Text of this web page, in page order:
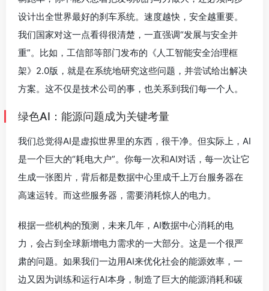
设计出全世界最好的刹车系统。速度越快，安全越重要。
我们国家对这一点看得很清楚，一直强调“发展与安全并
重”。比如，工信部等部门发布的《人工智能安全治理框
架》2.0版，就是在系统地研究这些问题，并尝试给出解决
方案。这不仅是技术公司的事，也关系到我们每一个人。
绿色AI：能源问题成为关键考量
我们总觉得AI是虚拟世界里的东西，很干净。但实际上，AI
是一个巨大的“耗电大户”。你每一次和AI对话，每一次让它
生成一张图片，背后都是数据中心里成千上万台服务器在
高速运转。而这些服务器，需要消耗惊人的电力。
根据一些机构的预测，未来几年，AI数据中心消耗的电
力，会占到全球新增电力需求的一大部分。这是一个很严
肃的问题。如果我们一边用AI来优化社会的能源效率，一
边又因为训练和运行AI本身，制造了巨大的能源消耗和碳